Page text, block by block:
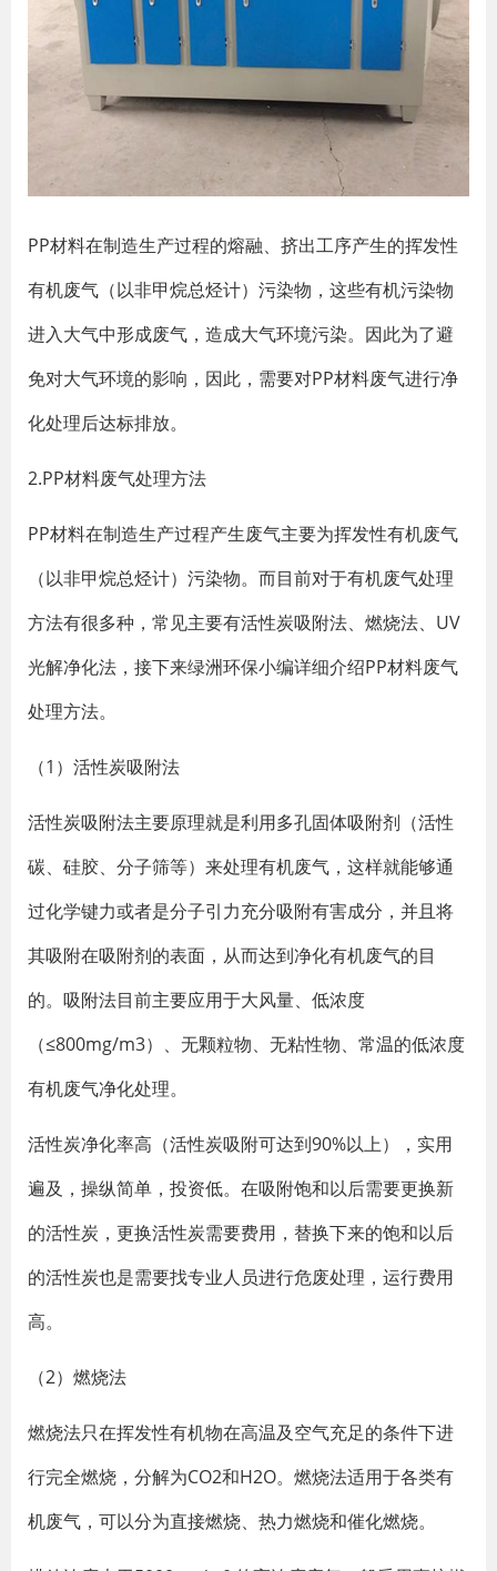
PP材料在制造生产过程的熔融、挤出工序产生的挥发性
有机废气（以非甲烷总烃计）污染物，这些有机污染物
进入大气中形成废气，造成大气环境污染。因此为了避
免对大气环境的影响，因此，需要对PP材料废气进行净
化处理后达标排放。
2.PP材料废气处理方法
PP材料在制造生产过程产生废气主要为挥发性有机废气
（以非甲烷总烃计）污染物。而目前对于有机废气处理
方法有很多种，常见主要有活性炭吸附法、燃烧法、UV
光解净化法，接下来绿洲环保小编详细介绍PP材料废气
处理方法。
（1）活性炭吸附法
活性炭吸附法主要原理就是利用多孔固体吸附剂（活性
碳、硅胶、分子筛等）来处理有机废气，这样就能够通
过化学键力或者是分子引力充分吸附有害成分，并且将
其吸附在吸附剂的表面，从而达到净化有机废气的目
的。吸附法目前主要应用于大风量、低浓度
（≤800mg/m3）、无颗粒物、无粘性物、常温的低浓度
有机废气净化处理。
活性炭净化率高（活性炭吸附可达到90%以上），实用
遍及，操纵简单，投资低。在吸附饱和以后需要更换新
的活性炭，更换活性炭需要费用，替换下来的饱和以后
的活性炭也是需要找专业人员进行危废处理，运行费用
高。
（2）燃烧法
燃烧法只在挥发性有机物在高温及空气充足的条件下进
行完全燃烧，分解为CO2和H2O。燃烧法适用于各类有
机废气，可以分为直接燃烧、热力燃烧和催化燃烧。